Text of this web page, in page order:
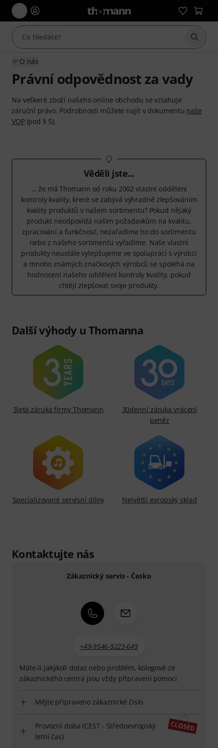
Začít
O nás
Právní odpovědnost za vady
Na veškeré zboží našeho online obchodu se vztahuje
záruční právo. Podrobnosti můžete najít v dokumentu naše
VOP(pod § 5).
Věděli jste...
... že má Thomann od roku 2002 vlastní oddělení
kontroly kvality, kreré se zabývá výhradně zlepšováním
kvality produktů v našem sortimentu? Pokud nějaký
produkt neodpovídá našim požadavkům na kvalitu,
zpracování a funkčnost, nezařadíme ho do sortimentu
nebo z našeho sortimentu vyřadíme. Naše vlastní
produkty neustále vylepšujeme ve spolupráci s výrobci
a mnoho známých značkových výrobců se spoléhá na
hodnocení našeho oddělení kontroly kvality, pokud
chtějí zlepšovat svoje produkty.
Další výhody u Thomanna
3letá záruka firmy Thomann
30denní záruka vrácení
peněz
Specializované servisní dílny Největší evropský sklad
Kontaktujte nás
Zákaznický servis - Česko
+49-9546-9223-649
Máte-li jakýkoli dotaz nebo problém, kolegové ze
zákaznického centra jsou vždy připraveni pomoci
Mějte připraveno zákaznické číslo
Provozní doba (CEST - Středoevropský
letní čas)